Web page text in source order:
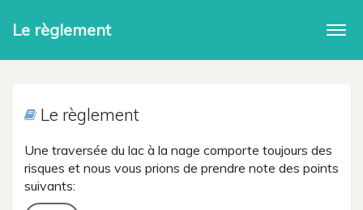
Le règlement
Le règlement
Une traversée du lac à la nage comporte toujours des
risques et nous vous prions de prendre note des points
suivants: